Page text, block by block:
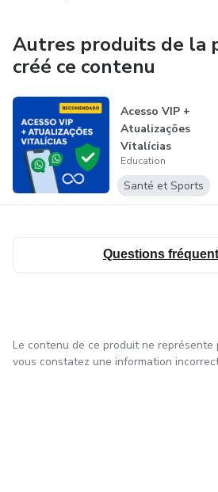
Autres produits de la
créé ce contenu
Acesso VIP +
Atualizações
Vitalícias
Education
Santé et Sports
Questions
Le contenu de ce produit ne représente
vous constatez une information